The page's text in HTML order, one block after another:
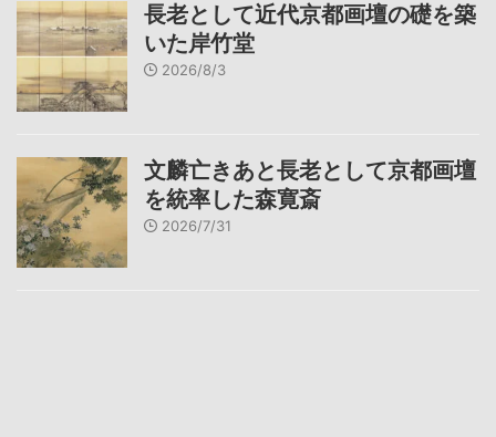
長老として近代京都画壇の礎を築
いた岸竹堂
2026/8/3
文麟亡きあと長老として京都画壇
を統率した森寛斎
2026/7/31